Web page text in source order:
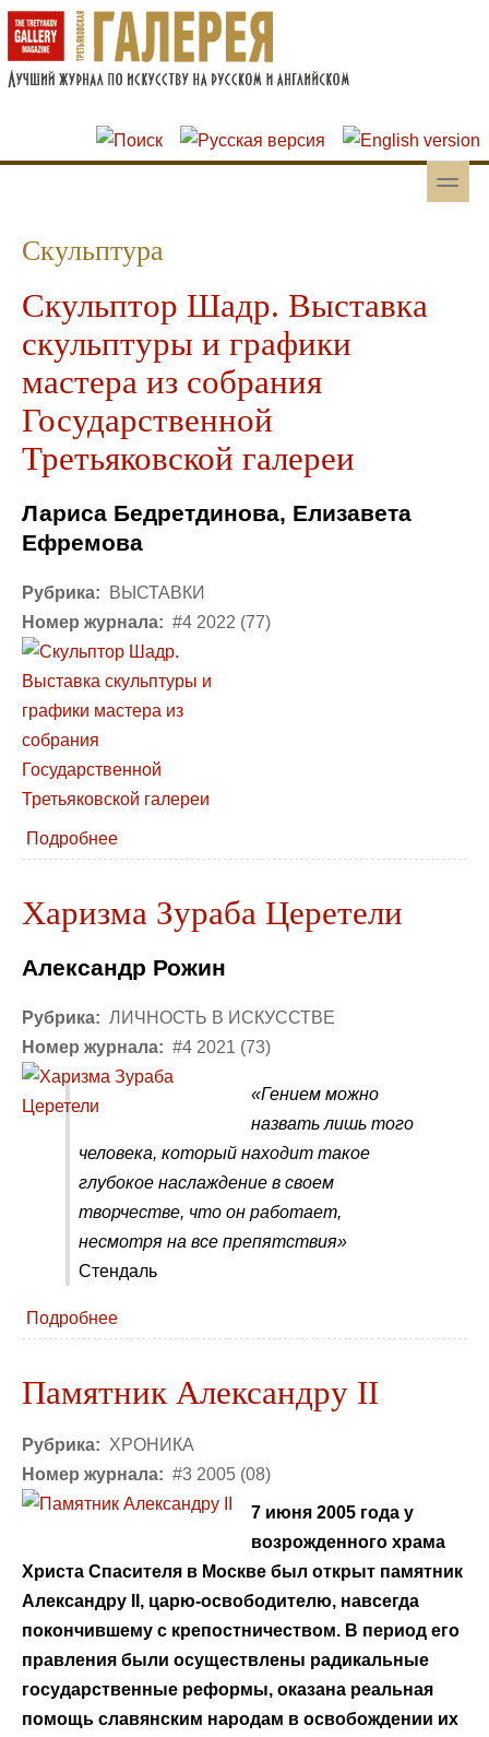
Перейти к основному содержанию
Skip to search
toggle
Скульптура
Скульптор Шадр. Выставка
скульптуры и графики
мастера из собрания
Государственной
Третьяковской галереи
Лариса Бедретдинова, Елизавета
Ефремова
Рубрика:
ВЫСТАВКИ
Номер журнала: #4 2022 (77)
Подробнее
Харизма Зураба Церетели
Александр Рожин
Рубрика: ЛИЧНОСТЬ В ИСКУССТВЕ
Номер журнала: #4 2021 (73)
«Гением можно
назвать лишь того
человека, который находит такое
глубокое наслаждение в своем
творчестве, что он работает,
несмотря на все препятствия»
Стендаль
Подробнее
Памятник Александру II
Рубрика: ХРОНИКА
Номер журнала: #3 2005 (08)
7 июня 2005 года у
возрожденного храма
Христа Спасителя в Москве был открыт памятник
Александру II, царю-освободителю, навсегда
покончившему с крепостничеством. В период его
правления были осуществлены радикальные
государственные реформы, оказана реальная
помощь славянским народам в освобождении их